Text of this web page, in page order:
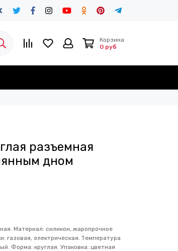
Корзина
0 руб
разъемная
дном
Материал: силикон, жаропрочное
газовая, электрическая. Температура
Форма: круглая. Упаковка: цветная